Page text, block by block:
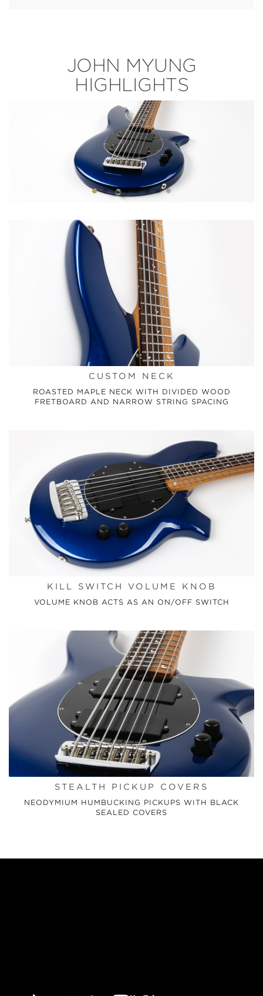
JOHN MYUNG
HIGHLIGHTS
CUSTOM NECK
ROASTED MAPLE NECK WITH DIVIDED WOOD
FRETBOARD AND NARROW STRING SPACING
KILL SWITCH VOLUME KNOB
VOLUME KNOB ACTS AS AN ON/OFF SWITCH
STEALTH PICKUP COVERS
NEODYMIUM HUMBUCKING PICKUPS WITH BLACK
SEALED COVERS